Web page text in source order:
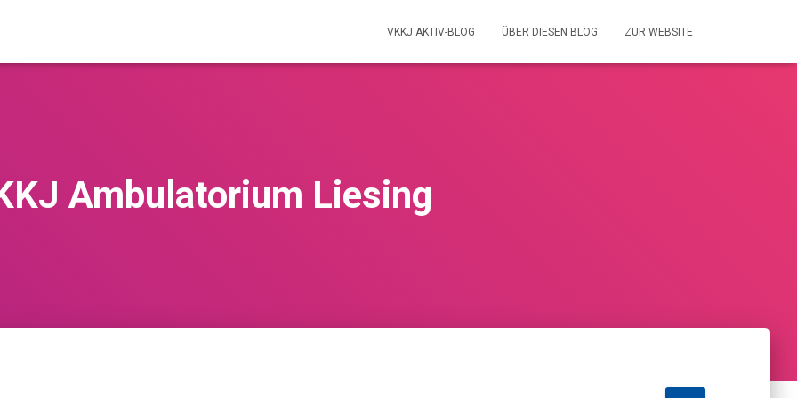
VKKJ AKTIV-BLOG ÜBER DIESEN BLOG ZUR WEBSITE
Ambulatorium Liesing